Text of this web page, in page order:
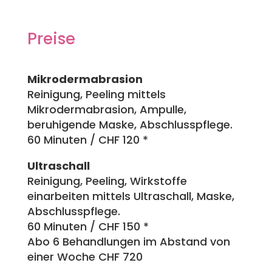
Preise
Mikrodermabrasion
Reinigung, Peeling mittels
Mikrodermabrasion, Ampulle,
beruhigende Maske, Abschlusspflege.
60 Minuten / CHF 120 *
Ultraschall
Reinigung, Peeling, Wirkstoffe
einarbeiten mittels Ultraschall, Maske,
Abschlusspflege.
60 Minuten / CHF 150 *
Abo 6 Behandlungen im Abstand von
einer Woche CHF 720